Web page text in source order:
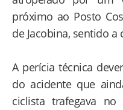
próximo ao Posto
de Jacobina, sentido
A perícia técnica
do acidente que
ciclista trafegava